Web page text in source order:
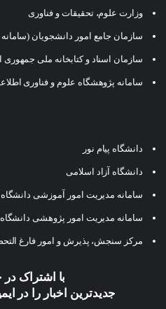
وزارت علوم، تحقیقات و فناوری
سازمان جامع امور دانشجویان
سازمان اسناد و کتابخانه ملی جمهوری
سامانه پژوهشگاه علوم و فناوری
دانشگاه پیام نور
دانشگاه آزاد اسلامی
سامانه مدیریت امور آموزشی دانشگاه
سامانه مدیریت امور پژوهشی
مرکز سنجش، پذیرش و امور فارغ
با اشتراک در
جدیدترین اخبار را در